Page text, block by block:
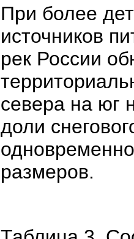
При более
источников
рек России
севера на юг
доли
размеров.